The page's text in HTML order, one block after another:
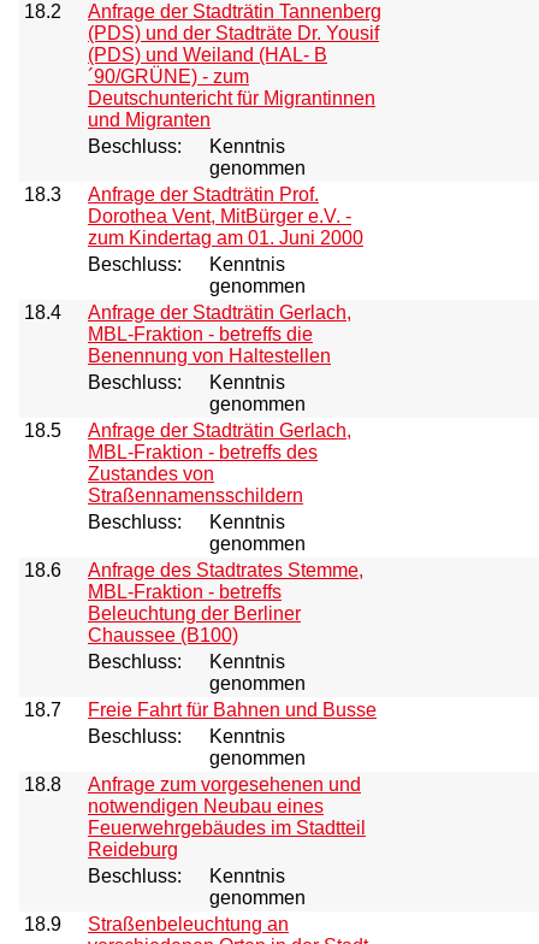
18.2
Anfrage der Stadträtin Tannenberg
(PDS) und der Stadträte Dr. Yousif
(PDS) und Weiland (HAL- B
´90/GRÜNE) - zum
Deutschuntericht für Migrantinnen
und Migranten
Beschluss:
Kenntnis
genommen
18.3
Anfrage der Stadträtin Prof.
Dorothea Vent, MitBürger e.V. -
zum Kindertag am 01. Juni 2000
Beschluss:
Kenntnis
genommen
18.4
Anfrage der Stadträtin Gerlach,
MBL-Fraktion - betreffs die
Benennung von Haltestellen
Beschluss:
Kenntnis
genommen
18.5
Anfrage der Stadträtin Gerlach,
MBL-Fraktion - betreffs des
Zustandes von
Straßennamensschildern
Beschluss:
Kenntnis
genommen
18.6
Anfrage des Stadtrates Stemme,
MBL-Fraktion - betreffs
Beleuchtung der Berliner
Chaussee (B100)
Beschluss:
Kenntnis
genommen
18.7
Freie Fahrt für Bahnen und Busse
Beschluss:
Kenntnis
genommen
18.8
Anfrage zum vorgesehenen und
notwendigen Neubau eines
Feuerwehrgebäudes im Stadtteil
Reideburg
Beschluss:
Kenntnis
genommen
18.9
Straßenbeleuchtung an